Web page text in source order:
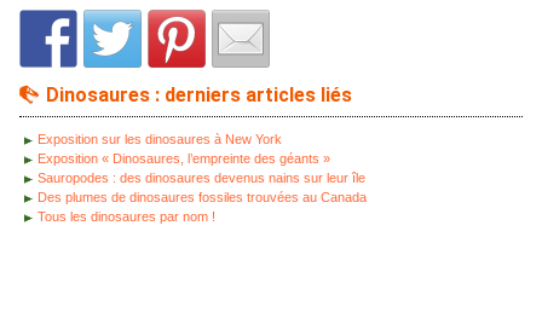
Dinosaures : derniers articles liés
Exposition sur les dinosaures à New York
Exposition « Dinosaures, l’empreinte des géants »
Sauropodes : des dinosaures devenus nains sur leur île
Des plumes de dinosaures fossiles trouvées au Canada
Tous les dinosaures par nom !